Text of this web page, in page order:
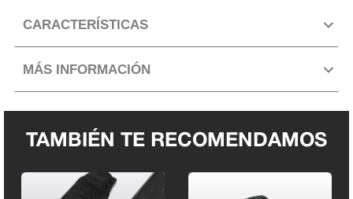
CARACTERÍSTICAS
MÁS INFORMACIÓN
TAMBIÉN TE RECOMENDAMOS